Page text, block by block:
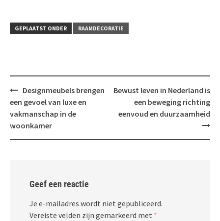
GEPLAATST ONDER RAAMDECORATIE
Bericht
navigatie
Designmeubels brengen
een gevoel van luxe en
vakmanschap in de
woonkamer
Bewust leven in Nederland is
een beweging richting
eenvoud en duurzaamheid
Geef een reactie
Je e-mailadres wordt niet gepubliceerd.
Vereiste velden zijn gemarkeerd met *